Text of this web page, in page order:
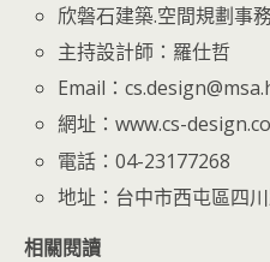
欣磐石建築.空間規劃事
主持設計師：羅仕哲
Email：
網址：www.cs-
電話：04-23177268
地址：台中市西屯區四
相關閱讀